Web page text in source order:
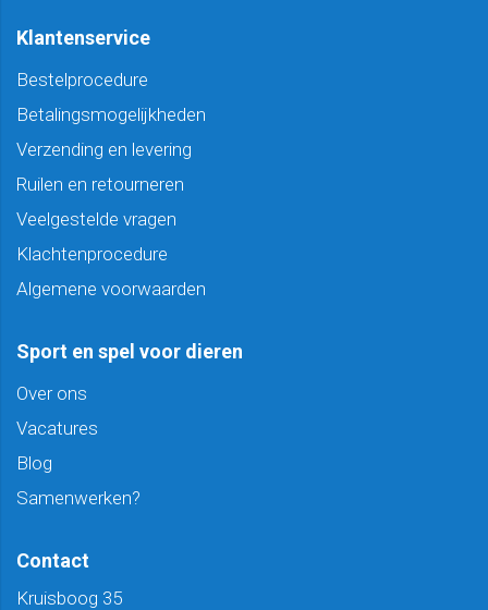
Klantenservice
Bestelprocedure
Betalingsmogelijkheden
Verzending en levering
Ruilen en retourneren
Veelgestelde vragen
Klachtenprocedure
Algemene voorwaarden
Sport en spel voor dieren
Over ons
Vacatures
Blog
Samenwerken?
Contact
Kruisboog 35